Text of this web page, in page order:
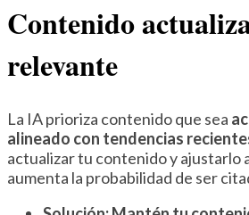
Contenido
relevante
La IA prioriza contenido que sea
alineado con tendencias
actualizar tu contenido y ajustarlo
aumenta la probabilidad de ser